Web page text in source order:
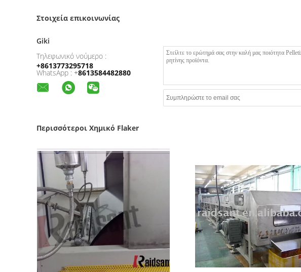
Στοιχεία επικοινωνίας
Giki
Τηλεφωνικό νούμερο :
+8613773295718
WhatsApp : +8613584482880
Περισσότεροι Χημικό Flaker